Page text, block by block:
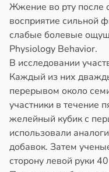
Жжение во рту после
восприятие сильной
слабые болевые
Physiology Behavior.
В исследовании
Каждый из них
перерывом около
участники в течение
желейный кубик с
использовали
добавок. Затем
сторону левой руки